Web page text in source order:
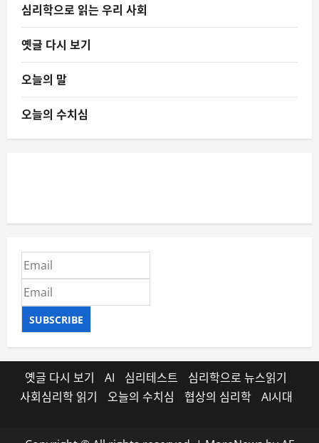
심리학으로 읽는 우리 사회
옛글 다시 보기
오늘의 말
오늘의 수치심
SUBSCRIBE
옛글 다시 보기 AI 심리테스트
심리학으로 뉴스읽기
사회심리학 읽기
오늘의 수치심 협상의 심리학 AI시대